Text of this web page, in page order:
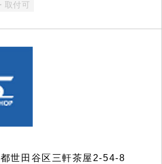
取付可
世田谷区三軒茶屋2-54-8